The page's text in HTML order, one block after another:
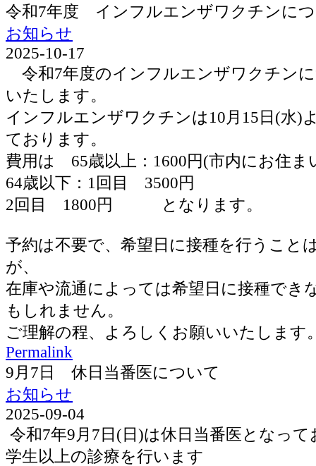
令和7年度 インフルエンザワクチンに
お知らせ
2025-10-17
令和7年度のインフルエンザワクチン
いたします。
インフルエンザワクチンは10月15日(水)
ております。
費用は 65歳以上：1600円(市内にお住ま
64歳以下：1回目 3500円
2回目 1800円 となります。
予約は不要で、希望日に接種を行うこと
が、
在庫や流通によっては希望日に接種でき
もしれません。
ご理解の程、よろしくお願いいたします
Permalink
9月7日 休日当番医について
お知らせ
2025-09-04
令和7年9月7日(日)は休日当番医となっ
学生以上の診療を行います